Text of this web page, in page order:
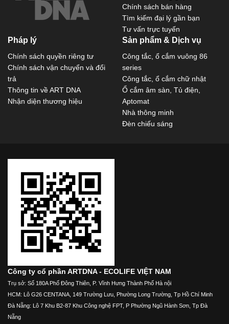
Chính sách bán hàng
Tìm kiếm đại lý gần bạn
Tư vấn trực tuyến
Pháp lý
Chính sách quyền riêng tư
Chính sách vận chuyển và đổi
trả
Thông tin về ART DNA
Nhận diện thương hiệu
Sản phẩm & Dịch vụ
Công tắc, ổ cắm vuông 86
series
Công tắc, ổ cắm chữ nhật
Ổ cắm âm sàn, Tủ điện,
Aptomat
Nhà thông minh
Đèn chiếu sáng
Công ty cổ phần ARTDNA - ECOLIFE VIỆT NAM
Trụ sở: Số 180A Phố Đông Thiên, P. Vĩnh Hưng Thành Phố Hà nội
HCM: Lô G26 CENTANA, 149 Trường Lưu, Phường Long Trường, Tp Hồ Chí Minh
Đà Nẵng: Lô 7 Khu B2-87 Khu Công nghệ FPT, P Phường Ngũ Hành Sơn, Tp Đà
Nẵng